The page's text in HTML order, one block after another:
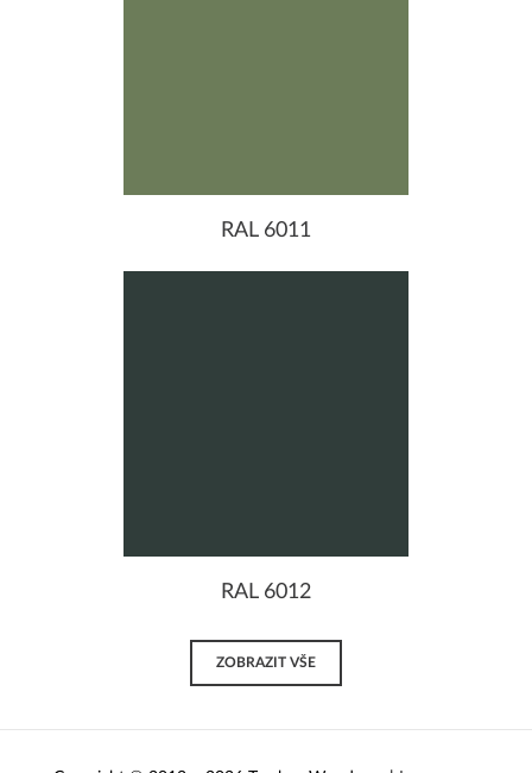
RAL 6011
RAL 6012
ZOBRAZIT VŠE